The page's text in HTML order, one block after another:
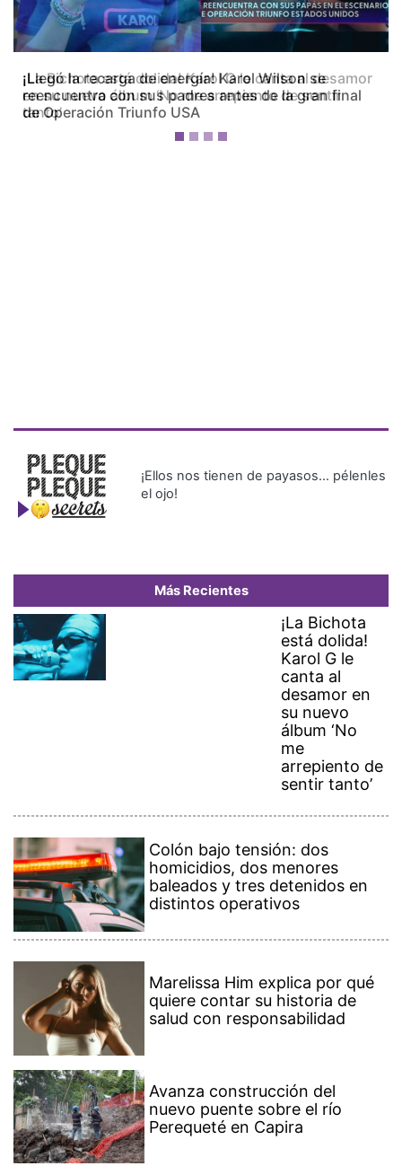
¡La Bichota está dolida! Karol G le canta al desamor
en su nuevo álbum ‘No me arrepiento de sentir
tanto’
¡Ellos nos tienen de payasos… pélenles
el ojo!
Más Recientes
¡La Bichota
está dolida!
Karol G le
canta al
desamor en
su nuevo
álbum ‘No
me
arrepiento de
sentir tanto’
Colón bajo tensión: dos
homicidios, dos menores
baleados y tres detenidos en
distintos operativos
Marelissa Him explica por qué
quiere contar su historia de
salud con responsabilidad
Avanza construcción del
nuevo puente sobre el río
Perequeté en Capira